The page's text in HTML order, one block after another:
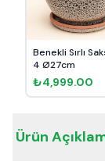
Benekli Sırlı
4 Ø27cm
₺4,999.00
Ürün